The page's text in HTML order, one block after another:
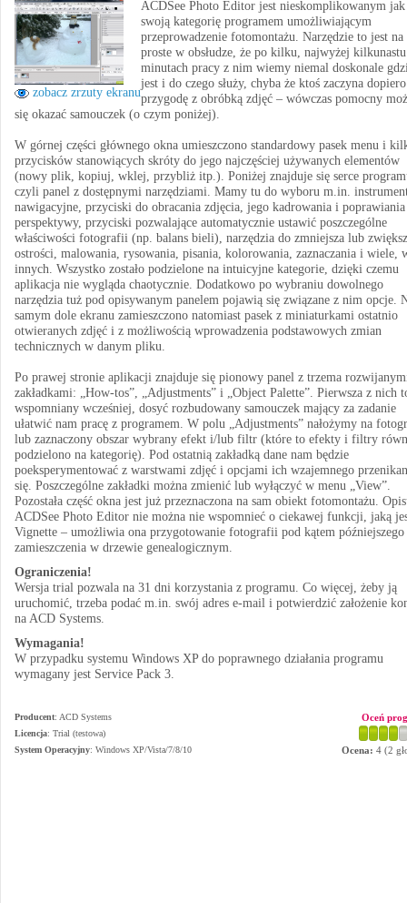
zobacz zrzuty ekranu
ACDSee Photo Editor jest nieskomplikowanym jak
swoją kategorię programem umożliwiającym
przeprowadzenie fotomontażu. Narzędzie to jest
proste w obsłudze, że po kilku, najwyżej kilkunastu
minutach pracy z nim wiemy niemal doskonale
jest i do czego służy, chyba że ktoś zaczyna dopiero
przygodę z obróbką zdjęć – wówczas pomocny
się okazać samouczek (o czym poniżej).
W górnej części głównego okna umieszczono standardowy pasek menu i
przycisków stanowiących skróty do jego najczęściej używanych elementów
(nowy plik, kopiuj, wklej, przybliż itp.). Poniżej znajduje się serce
czyli panel z dostępnymi narzędziami. Mamy tu do wyboru m.in.
nawigacyjne, przyciski do obracania zdjęcia, jego kadrowania i poprawiania
perspektywy, przyciski pozwalające automatycznie ustawić poszczególne
właściwości fotografii (np. balans bieli), narzędzia do zmniejsza lub
ostrości, malowania, rysowania, pisania, kolorowania, zaznaczania i wiele,
innych. Wszystko zostało podzielone na intuicyjne kategorie, dzięki czemu
aplikacja nie wygląda chaotycznie. Dodatkowo po wybraniu dowolnego
narzędzia tuż pod opisywanym panelem pojawią się związane z nim opcje.
samym dole ekranu zamieszczono natomiast pasek z miniaturkami ostatnio
otwieranych zdjęć i z możliwością wprowadzenia podstawowych zmian
technicznych w danym pliku.
Po prawej stronie aplikacji znajduje się pionowy panel z trzema
zakładkami: „How-tos”, „Adjustments” i „Object Palette”. Pierwsza z nich
wspomniany wcześniej, dosyć rozbudowany samouczek mający za zadanie
ułatwić nam pracę z programem. W polu „Adjustments” nałożymy na
lub zaznaczony obszar wybrany efekt i/lub filtr (które to efekty i filtry
podzielono na kategorię). Pod ostatnią zakładką dane nam będzie
poeksperymentować z warstwami zdjęć i opcjami ich wzajemnego
się. Poszczególne zakładki można zmienić lub wyłączyć w menu „View”.
Pozostała część okna jest już przeznaczona na sam obiekt fotomontażu.
ACDSee Photo Editor nie można nie wspomnieć o ciekawej funkcji, jaką
Vignette – umożliwia ona przygotowanie fotografii pod kątem
zamieszczenia w drzewie genealogicznym.
Ograniczenia!
Wersja trial pozwala na 31 dni korzystania z programu. Co więcej, żeby ją
uruchomić, trzeba podać m.in. swój adres e-mail i potwierdzić założenie
na ACD Systems.
Wymagania!
W przypadku systemu Windows XP do poprawnego działania programu
wymagany jest Service Pack 3.
Producent: ACD Systems
Licencja: Trial (testowa)
System Operacyjny: Windows XP/Vista/7/8/10
Oceń
Ocena: 4 (2